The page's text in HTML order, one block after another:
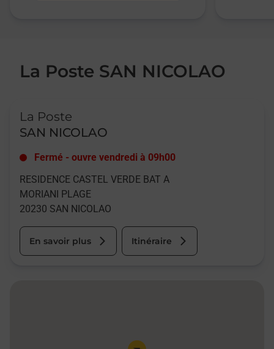
La Poste SAN NICOLAO
La Poste
SAN NICOLAO
Fermé - ouvre vendredi à 09h00
RESIDENCE CASTEL VERDE BAT A
MORIANI PLAGE
20230 SAN NICOLAO
En savoir plus Itinéraire
Pin de la carte